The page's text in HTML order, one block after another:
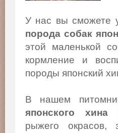
У нас вы сможете
порода собак
этой маленькой
кормление и
породы японский
В нашем
японского хина
рыжего